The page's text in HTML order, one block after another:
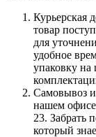
Курьерская
товар
для
удобное
упаковку на
Самовывоз
нашем
23. Забрать
который